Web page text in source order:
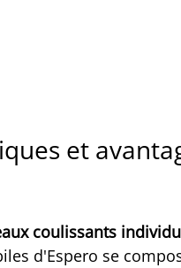
et
coulissants
d'Espero se